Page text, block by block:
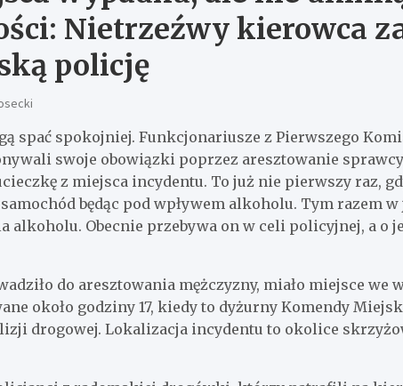
Nietrzeźwy kierowca
policję
spać spokojniej. Funkcjonariusze z Pierwszego
swoje obowiązki poprzez aresztowanie
z miejsca incydentu. To już nie pierwszy raz,
będąc pod wpływem alkoholu. Tym razem
alkoholu. Obecnie przebywa on w celi policyjnej, a o
do aresztowania mężczyzny, miało miejsce we
około godziny 17, kiedy to dyżurny Komendy
drogowej. Lokalizacja incydentu to okolice